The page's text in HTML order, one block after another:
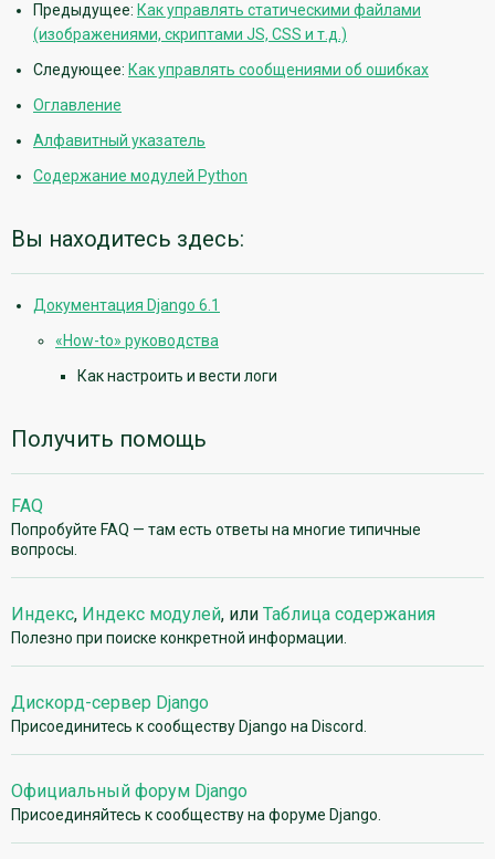
Предыдущее: Как управлять статическими файлами
(изображениями, скриптами JS, CSS и т.д.)
Следующее: Как управлять сообщениями об ошибках
Оглавление
Алфавитный указатель
Содержание модулей Python
Вы находитесь здесь:
Документация Django 6.1
«How-to» руководства
Как настроить и вести логи
Получить помощь
FAQ
Попробуйте FAQ — там есть ответы на многие типичные
вопросы.
Индекс, Индекс модулей, или Таблица содержания
Полезно при поиске конкретной информации.
Дискорд-сервер Django
Присоединитесь к сообществу Django на Discord.
Официальный форум Django
Присоединяйтесь к сообществу на форуме Django.